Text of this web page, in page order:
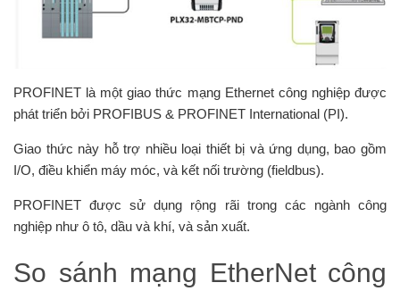
PROFINET là một giao thức mạng Ethernet công nghiệp được
phát triển bởi PROFIBUS & PROFINET International (PI).
Giao thức này hỗ trợ nhiều loại thiết bị và ứng dụng, bao gồm
I/O, điều khiển máy móc, và kết nối trường (fieldbus).
PROFINET được sử dụng rộng rãi trong các ngành công
nghiệp như ô tô, dầu và khí, và sản xuất.
So sánh mạng EtherNet công